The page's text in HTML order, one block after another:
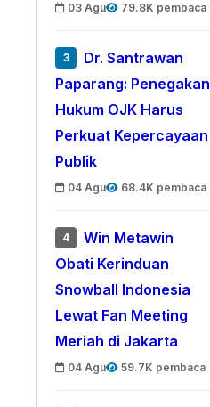
03 Agu 79.8K pembaca
3
Dr. Santrawan
Paparang: Penegakan
Hukum OJK Harus
Perkuat Kepercayaan
Publik
04 Agu 68.4K pembaca
4
Win Metawin
Obati Kerinduan
Snowball Indonesia
Lewat Fan Meeting
Meriah di Jakarta
04 Agu 59.7K pembaca